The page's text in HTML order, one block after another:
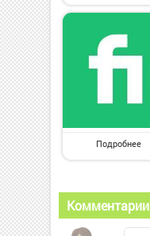
Подробнее
Комментарии